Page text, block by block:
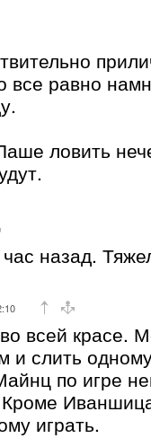
все равно
ловить
назад.
всей красе.
и слить
по игре
играть.